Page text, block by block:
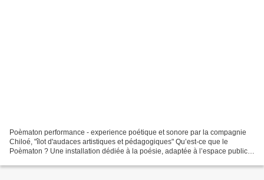
Poèmaton performance - experience poétique et sonore par la compagnie
Chiloé, "îlot d'audaces artistiques et pédagogiques" Qu’est-ce que le
Poèmaton ? Une installation dédiée à la poésie, adaptée à l’espace public